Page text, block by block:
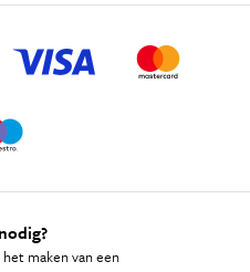
maken van een